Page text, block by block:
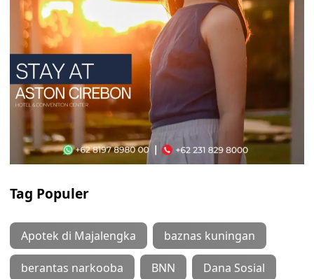
Tag Populer
Apotek di Majalengka baznas kuningan
berantas narkooba BNN Dana Sosial